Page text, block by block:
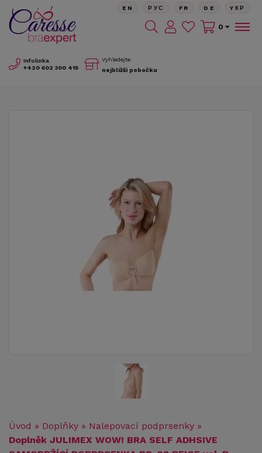
Infolinka
+420 602 300 415
Vyhledejte
nejbližší pobočku
EN РУС FR DE YКР
0
Úvod » Doplňky » Nalepovací podprsenky »
Doplněk JULIMEX WOW! BRA SELF ADHSIVE